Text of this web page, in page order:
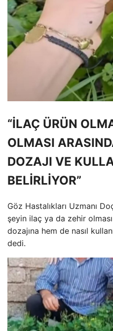
“İLAÇ ÜRÜN
OLMASI
DOZAJI VE
BELİRLİYOR”
Göz Hastalıkları Uzmanı
şeyin ilaç ya da zehir
dozajına hem de nasıl
dedi.